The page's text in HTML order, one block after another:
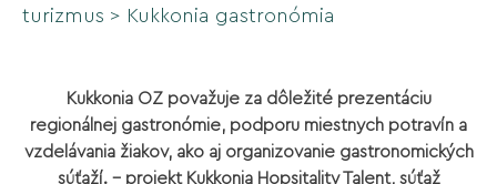
turizmus > Kukkonia gastronómia
Kukkonia OZ považuje za dôležité prezentáciu
regionálnej gastronómie, podporu miestnych potravín a
vzdelávania žiakov, ako aj organizovanie gastronomických
súťaží. - projekt Kukkonia Hopsitality Talent, súťaž